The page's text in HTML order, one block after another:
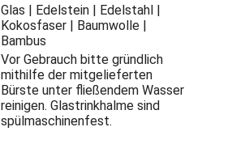
Glas | Edelstein | Edelstahl |
Kokosfaser | Baumwolle |
Bambus
Vor Gebrauch bitte gründlich
mithilfe der mitgelieferten
Bürste unter fließendem Wasser
reinigen. Glastrinkhalme sind
spülmaschinenfest.